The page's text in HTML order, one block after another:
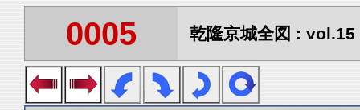
0005 乾隆京城全図 : vol.15